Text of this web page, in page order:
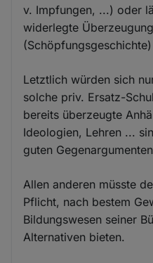
v. Impfungen, ...) oder
widerlegte
Letztlich würden sich
solche priv. Ersatz-
bereits überzeugte
Ideologien, Lehren ...
guten
Allen anderen müsste
Pflicht, nach bestem
Bildungswesen seiner
Alternativen bieten.